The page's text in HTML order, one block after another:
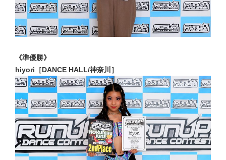
《準優勝》
hiyori［DANCE HALL/神奈川］